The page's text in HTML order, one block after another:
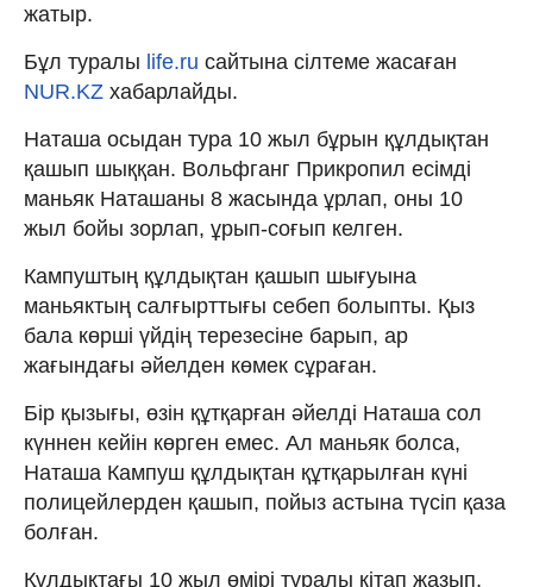
жатыр.
Бұл туралы life.ru сайтына сілтеме жасаған
NUR.KZ хабарлайды.
Наташа осыдан тура 10 жыл бұрын құлдықтан
қашып шыққан. Вольфганг Прикропил есімді
маньяк Наташаны 8 жасында ұрлап, оны 10
жыл бойы зорлап, ұрып-соғып келген.
Кампуштың құлдықтан қашып шығуына
маньяктың салғырттығы себеп болыпты. Қыз
бала көрші үйдің терезесіне барып, ар
жағындағы әйелден көмек сұраған.
Бір қызығы, өзін құтқарған әйелді Наташа сол
күннен кейін көрген емес. Ал маньяк болса,
Наташа Кампуш құлдықтан құтқарылған күні
полицейлерден қашып, пойыз астына түсіп қаза
болған.
Құлдықтағы 10 жыл өмірі туралы кітап жазып,